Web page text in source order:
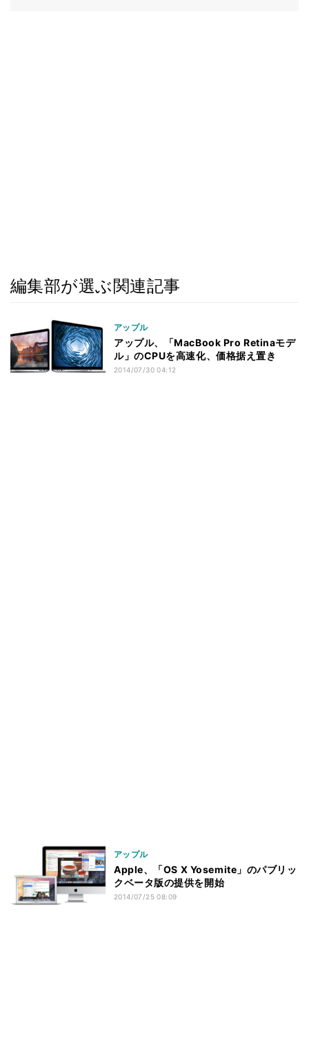
編集部が選ぶ関連記事
アップル
アップル、「MacBook Pro Retinaモデ
ル」のCPUを高速化、価格据え置き
2014/07/30 04:12
アップル
Apple、「OS X Yosemite」のパブリッ
クベータ版の提供を開始
2014/07/25 08:09